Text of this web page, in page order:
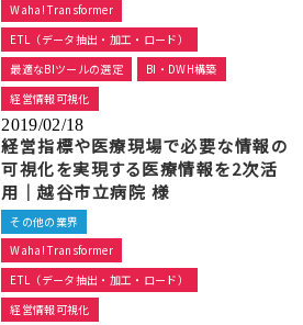
Waha! Transformer
ETL（データ抽出・加工・ロード）
最適なBIツールの選定
BI・DWH構築
経営情報可視化
2019/02/18
経営指標や医療現場で必要な情報の
可視化を実現する医療情報を2次活
用｜越谷市立病院 様
その他の業界
Waha! Transformer
ETL（データ抽出・加工・ロード）
経営情報可視化